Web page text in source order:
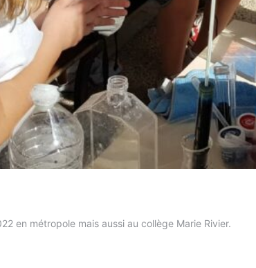
en métropole mais aussi au collège Marie Rivier.